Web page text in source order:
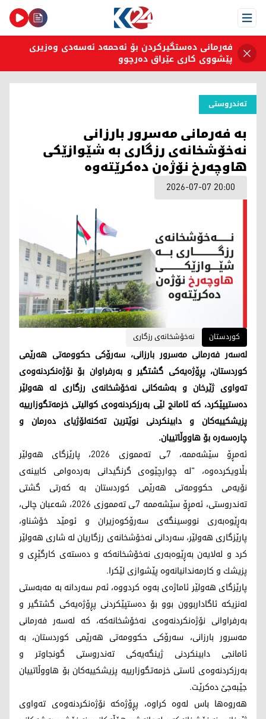
Open Menu
فەرمانی دەستگیرکردن بۆ ئەحمەد ئەسەدی وەزیری
پێشووی کاری عێراق دەرچوو
تەندروستی
بە فەرمانی مەسرور بارزانی
نەخۆشخانەی رزگاری بە شێوازێکی
هاوچەرخ نۆژەن دەکرێتەوە
2026-07-07 20:00
کوردستان نەخۆشخانەی رزگاری
لەسەر فەرمانی مەسرور بارزانی، سەرۆکی حکوومەتی هەرێمی
کوردستان، پڕۆژەیەکی گشتگیر و بەرفراوان بۆ نۆژەنکردنەوەی
تەواوی ژێرخان و بەشەکانی نەخۆشخانەی رزگاری لە هەولێر
دەستیپێکرد، کە ئامانج لێی بەرزکردنەوەی کوالیتی خزمەتگوزارییە
پزیشکییەکان و دابینکردنی نوێترین تەکنەلۆژیای دەرمان و
چارەسەرە بۆ هاووڵاتییان.
ئەمڕۆ سێشەممە، 7ـی تەمموزی 2026، پارێزگای هەولێر
بڵاویکردەوە، "لە چوارچێوەی گرنگیدانی بەردەوامی کابینەی
نۆیەمی حکوومەتی هەرێمی کوردستان بە کەرتی گشتی
تەندروستی، ئەمڕۆ سێشەممە 7ـی تەمموزی 2026، شەعبان چالی،
بەڕێوەبەری نووسینگەی سەرۆکوەزیران و ئومێد خۆشناو،
پارێزگاری هەولێر، سەردانی نەخۆشخانەی رزگاریان لە شاری هەولێر
كرد و لەلایەن بەڕێوەبەری نەخۆشخانەكە و دەستەی كارگێڕی و
پزیشك و كارمەندانیانەوە پێشوازی لێكرا.
پارێزگای هەولێر ئاماژەی بەوە کردووە، ئەم سەردانە بە مەبەستی
لەنزیكە ئاگاداربوون بوو بۆ دەستپێکردنی پڕۆژەیەکی گشتگیر و
بەرفراوانی نۆژەنکردنەوەی نەخۆشخانەكە، کە لەسەر فەرمانی
مەسرور بارزانی، سەرۆکی حکوومەتی هەرێمی کوردستان، بە
ئامانجی دابینکردنی ژینگەیەکی تەندروستی گونجاوتر و
بەرزکردنەوەی ئاستی خزمەتگوزارییە پزیشکییەکان بۆ هاووڵاتییان
جێبەجێ دەکرێت.
هەروەها باس لەوە کراوە، پڕۆژەکە نۆژەنکردنەوەی تەواوی